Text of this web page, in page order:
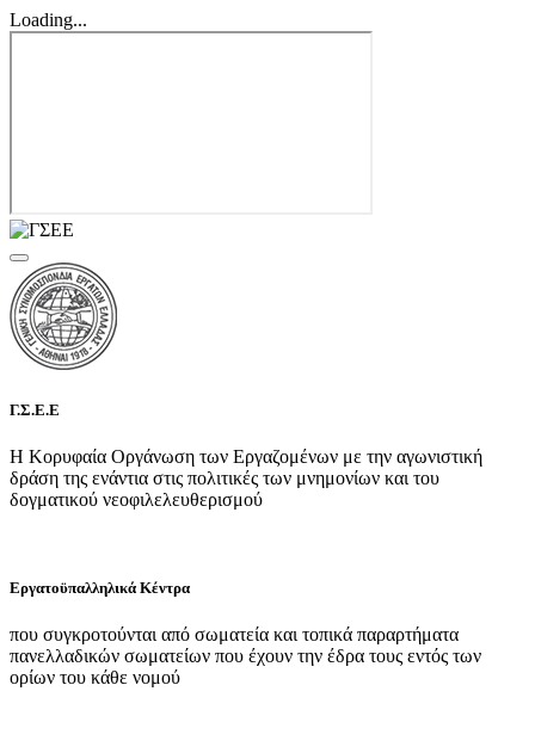
Loading...
Γ.Σ.Ε.Ε
Η Κορυφαία Οργάνωση των Εργαζομένων με την αγωνιστική
δράση της ενάντια στις πολιτικές των μνημονίων και του
δογματικού νεοφιλελευθερισμού
Εργατοϋπαλληλικά Κέντρα
που συγκροτούνται από σωματεία και τοπικά παραρτήματα
πανελλαδικών σωματείων που έχουν την έδρα τους εντός των
ορίων του κάθε νομού